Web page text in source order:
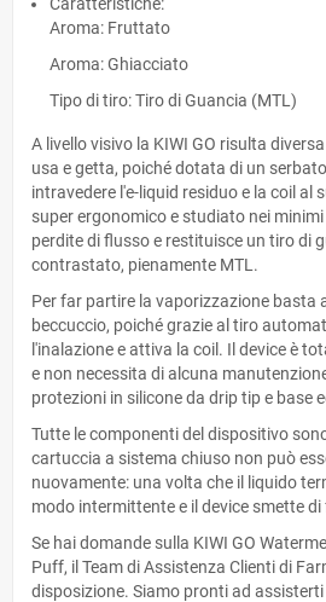
Aroma: Fruttato
Aroma: Ghiacciato
Tipo di tiro: Tiro di Guancia (MTL)
A livello visivo la KIWI GO risulta
usa e getta, poiché dotata di un
intravedere l'e-liquid residuo e la coil al
super ergonomico e studiato nei
perdite di flusso e restituisce un tiro di
contrastato, pienamente MTL.
Per far partire la vaporizzazione basta
beccuccio, poiché grazie al tiro
l'inalazione e attiva la coil. Il device è
e non necessita di alcuna
protezioni in silicone da drip tip e base
Tutte le componenti del dispositivo
cartuccia a sistema chiuso non può
nuovamente: una volta che il liquido
modo intermittente e il device smette di
Se hai domande sulla KIWI GO
Puff, il Team di Assistenza Clienti di
disposizione. Siamo pronti ad